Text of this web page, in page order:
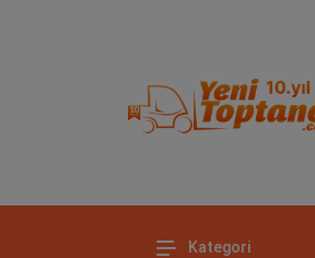
Kategori